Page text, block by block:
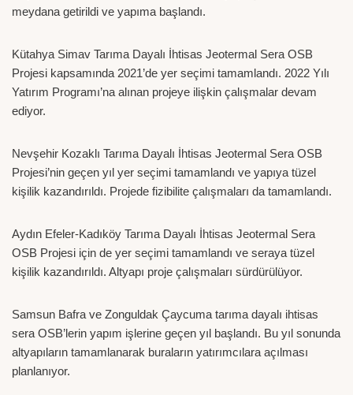
meydana getirildi ve yapıma başlandı.
Kütahya Simav Tarıma Dayalı İhtisas Jeotermal Sera OSB
Projesi kapsamında 2021’de yer seçimi tamamlandı. 2022 Yılı
Yatırım Programı’na alınan projeye ilişkin çalışmalar devam
ediyor.
Nevşehir Kozaklı Tarıma Dayalı İhtisas Jeotermal Sera OSB
Projesi’nin geçen yıl yer seçimi tamamlandı ve yapıya tüzel
kişilik kazandırıldı. Projede fizibilite çalışmaları da tamamlandı.
Aydın Efeler-Kadıköy Tarıma Dayalı İhtisas Jeotermal Sera
OSB Projesi için de yer seçimi tamamlandı ve seraya tüzel
kişilik kazandırıldı. Altyapı proje çalışmaları sürdürülüyor.
Samsun Bafra ve Zonguldak Çaycuma tarıma dayalı ihtisas
sera OSB’lerin yapım işlerine geçen yıl başlandı. Bu yıl sonunda
altyapıların tamamlanarak buraların yatırımcılara açılması
planlanıyor.